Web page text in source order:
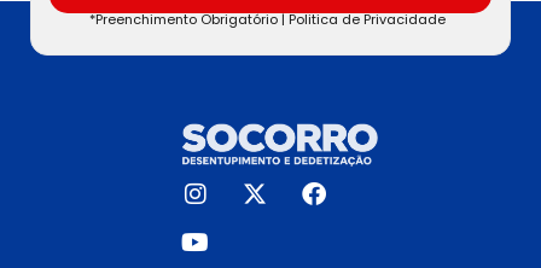
*Preenchimento Obrigatório |Politica de Privacidade